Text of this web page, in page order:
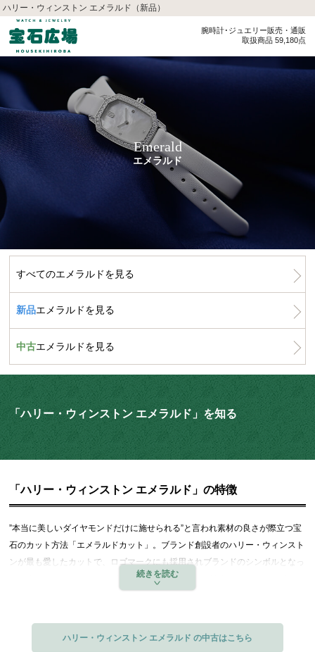
ハリー・ウィンストン エメラルド（新品）
腕時計･ジュエリー販売・通販
取扱商品 59,180点
Emerald
エメラルド
すべてのエメラルドを見る
新品エメラルドを見る
中古エメラルドを見る
「ハリー・ウィンストン エメラルド」を知る
「ハリー・ウィンストン エメラルド」の特徴
”本当に美しいダイヤモンドだけに施せられる”と言われ素材の良さが際立つ宝
石のカット方法「エメラルドカット」。ブランド創設者のハリー・ウィンスト
ンが最も愛したカットで、ロゴマークにも採用されブランドのシンボルとなっ
ています。その「エメラルドカット」からネーミングされた「エメラルド」コ
ハリー・ウィンストン エメラルド の中古はこちら